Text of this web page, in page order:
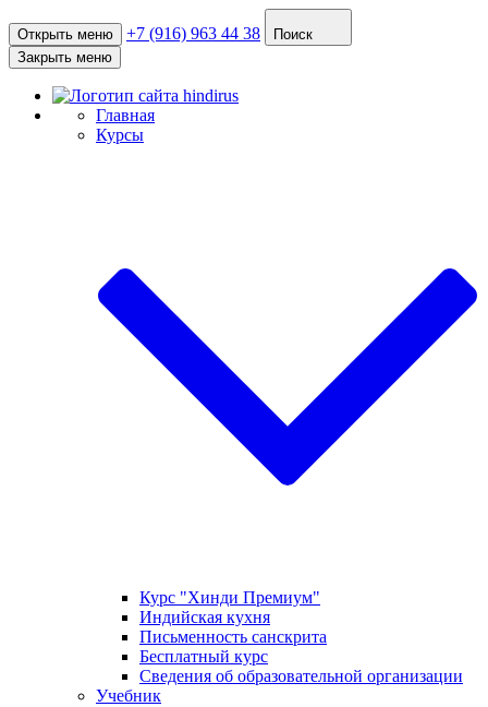
Открыть меню +7 (916) 963 44 38
Поиск
Закрыть меню
Главная
Курсы
Курс "Хинди Премиум"
Индийская кухня
Письменность санскрита
Бесплатный курс
Сведения об образовательной организации
Учебник